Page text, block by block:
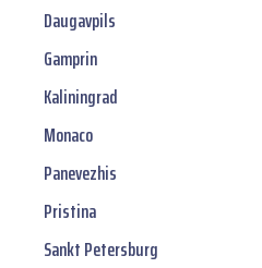
Daugavpils
Gamprin
Kaliningrad
Monaco
Panevezhis
Pristina
Sankt Petersburg